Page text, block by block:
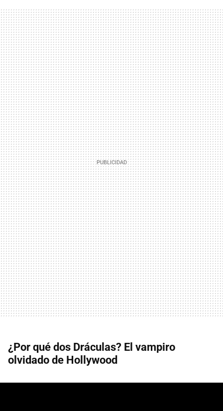
¿Por qué dos Dráculas? El vampiro
olvidado de Hollywood